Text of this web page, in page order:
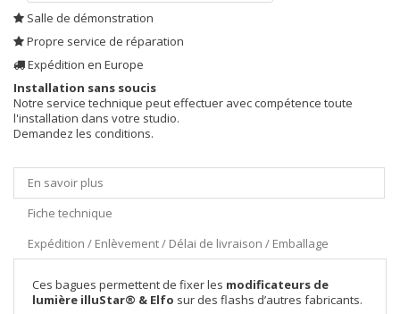
Salle de démonstration
Propre service de réparation
Expédition en Europe
Installation sans soucis
Notre service technique peut effectuer avec compétence toute
l'installation dans votre studio.
Demandez les conditions.
En savoir plus
Fiche technique
Expédition / Enlèvement / Délai de livraison / Emballage
Ces bagues permettent de fixer les modificateurs de
lumière illuStar® & Elfo sur des flashs d’autres fabricants.